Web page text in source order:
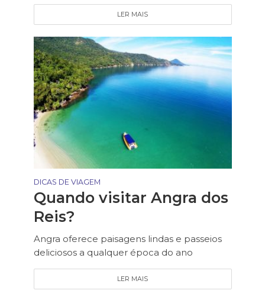
LER MAIS
DICAS DE VIAGEM
Quando visitar Angra dos
Reis?
Angra oferece paisagens lindas e passeios
deliciosos a qualquer época do ano
LER MAIS